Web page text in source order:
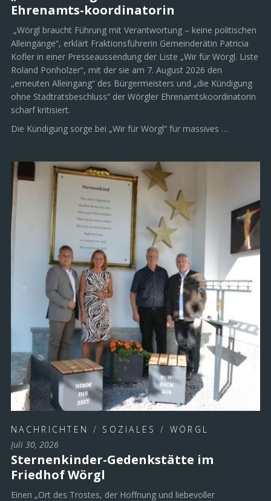
Ehrenamts-koordinatorin
„Wörgl braucht Führung mit Verantwortung – keine politischen
Alleingänge“, erklärt Fraktionsführerin Gemeinderätin Patricia
Kofler in einer Presseaussendung der Liste „Wir für Wörgl. Liste
Roland Ponholzer“, mit der sie am 7. August 2026 den
„erneuten Alleingang“ des Bürgermeisters und „die Kündigung
ohne Stadtratsbeschluss“ der Wörgler Ehrenamtskoordinatorin
scharf kritisiert.
Die Kündigung sorge bei „Wir für Wörgl“ für massives …
NACHRICHTEN / SOZIALES / WÖRGL
Juli 30, 2026
Sternenkinder-Gedenkstätte im
Friedhof Wörgl
Einen „Ort des Trostes, der Hoffnung und liebevoller